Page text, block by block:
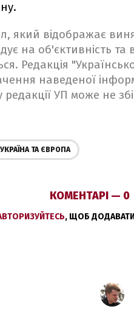
який відображає
на об'єктивність та
Редакція
наведеної
редакції УП може не
УКРАЇНА ТА ЄВРОПА
КОМЕНТАРІ — 0
, ЩОБ